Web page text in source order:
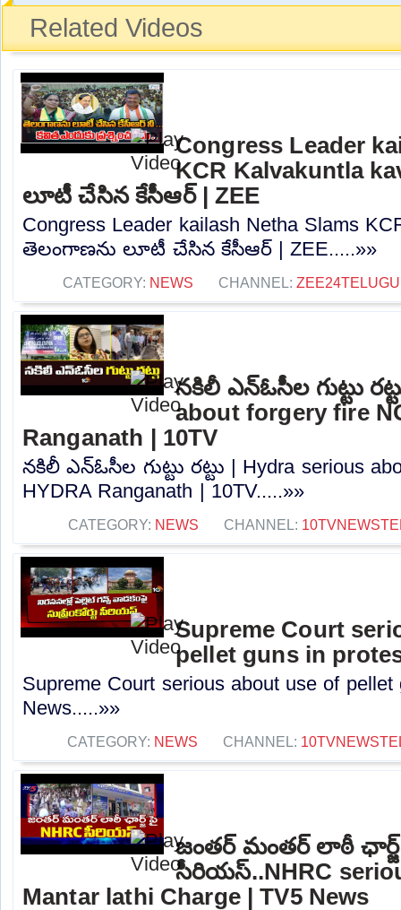
Related Videos
Congress Leader
KCR Kalvakuntla
లూటీ చేసిన కేసీఆర్ | ZEE
Congress Leader kailash Netha Slams
తెలంగాణను లూటీ చేసిన కేసీఆర్ | ZEE.....»»
CATEGORY: NEWS CHANNEL:
నకిలీ ఎన్ఓసీల గుట్టు
about forgery fire
Ranganath | 10TV
నకిలీ ఎన్ఓసీల గుట్టు రట్టు | Hydra serious
HYDRA Ranganath | 10TV.....»»
CATEGORY: NEWS CHANNEL:
Supreme Court
pellet guns in
Supreme Court serious about use of
News.....»»
CATEGORY: NEWS CHANNEL:
జంతర్ మంతర్ లాఠీ ఛార్జ్
సీరియస్..NHRC
Mantar lathi Charge | TV5 News